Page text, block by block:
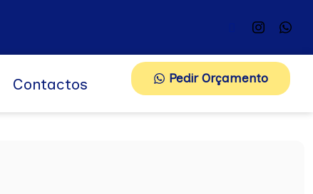
Contactos Pedir Orçamento